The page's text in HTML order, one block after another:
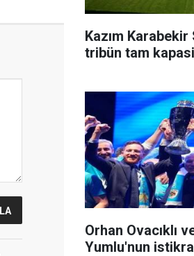
Kazım
tribün tam
Orhan Ovacıklı
Yumlu'nun